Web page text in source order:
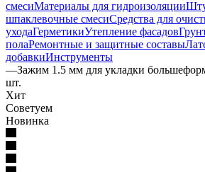
смесиМатериалы для гидроизоляции
шпаклевочные смесиСредства для
уходаГерметикиУтепление фасадов
полаРемонтные и защитные составы
добавкиИнструменты
—Зажим 1.5 мм для укладки
шт.
Хит
Советуем
Новинка